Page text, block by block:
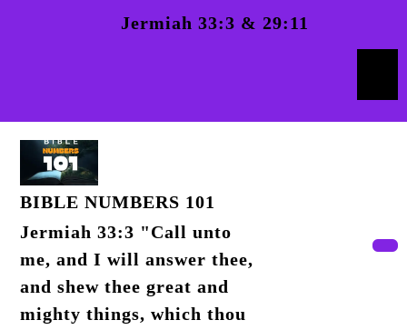
Jermiah 33:3 & 29:11
BIBLE NUMBERS 101
Jermiah 33:3 "Call unto
me, and I will answer thee,
and shew thee great and
mighty things, which thou